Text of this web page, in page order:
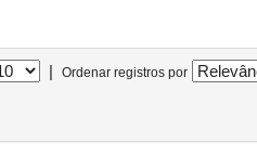
| Ordenar registros por